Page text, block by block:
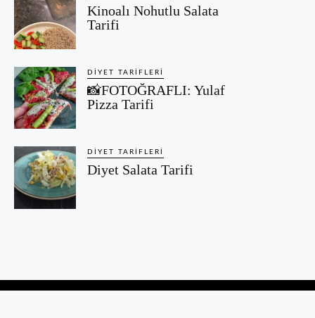
Kinoalı Nohutlu Salata
Tarifi
DIYET TARIFLERI
📸FOTOĞRAFLI: Yulaf
Pizza Tarifi
DIYET TARIFLERI
Diyet Salata Tarifi